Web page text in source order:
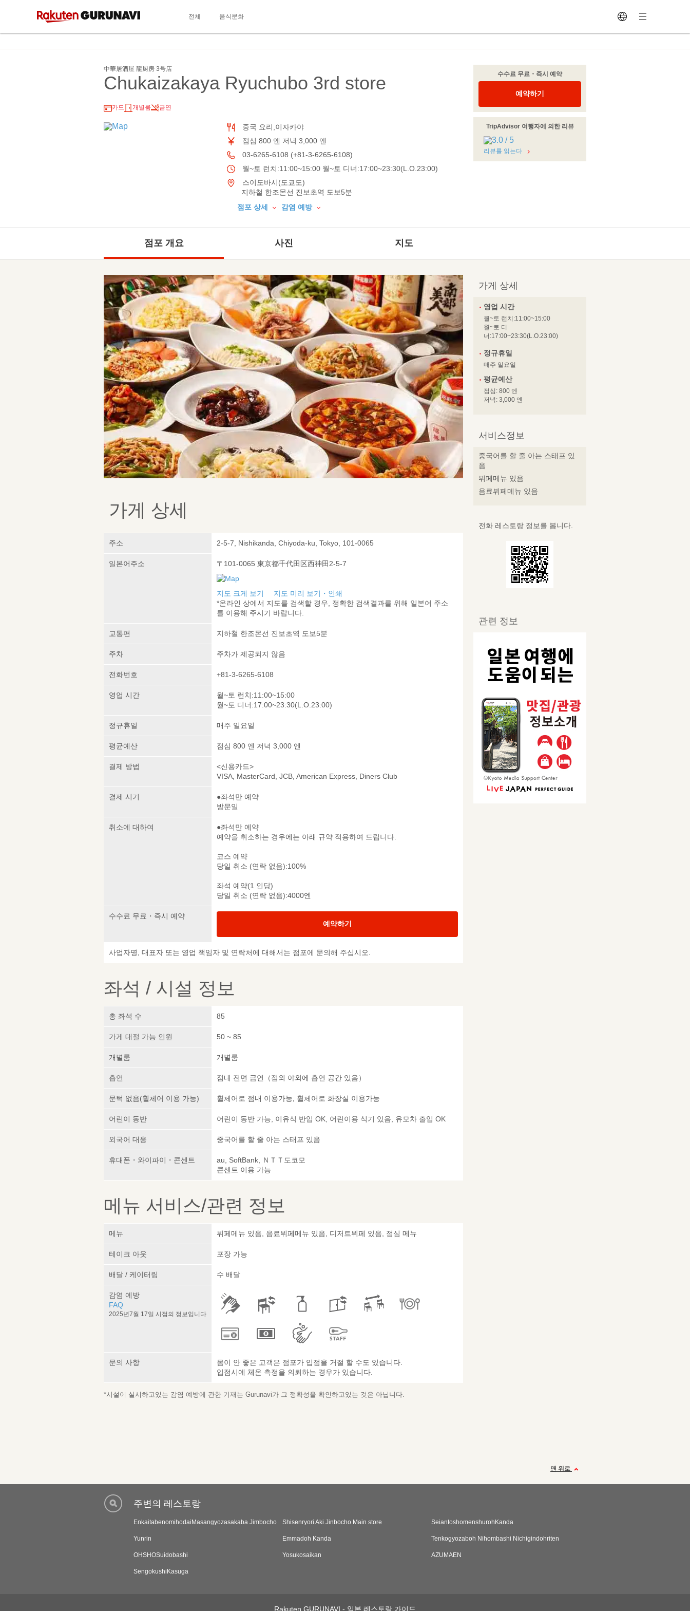
전체 음식문화
中華居酒屋 龍厨房 3号店
Chukaizakaya Ryuchubo 3rd store
카드 개별룸 금연
중국 요리,이자카야
점심 800 엔 저녁 3,000 엔
03-6265-6108 (+81-3-6265-6108)
월~토 런치:11:00~15:00 월~토 디너:17:00~23:30(L.O.23:00)
스이도바시(도쿄도)
지하철 한조몬선 진보초역 도보5분
점포 상세
감염 예방
수수료 무료・즉시 예약
예약하기
TripAdvisor 여행자에 의한 리뷰
리뷰를 읽는다
점포 개요 사진 지도
가게 상세
주소 2-5-7, Nishikanda, Chiyoda-ku, Tokyo, 101-0065
일본어주소 〒101-0065 東京都千代田区西神田2-5-7
지도 크게 보기
지도 미리 보기・인쇄
*온라인 상에서 지도를 검색할 경우, 정확한 검색결과를 위해 일본어 주소
를 이용해 주시기 바랍니다.
교통편 지하철 한조몬선 진보초역 도보5분
주차 주차가 제공되지 않음
전화번호 +81-3-6265-6108
영업 시간
월~토 런치:11:00~15:00
월~토 디너:17:00~23:30(L.O.23:00)
정규휴일 매주 일요일
평균예산 점심 800 엔 저녁 3,000 엔
결제 방법
<신용카드>
VISA, MasterCard, JCB, American Express, Diners Club
결제 시기
●좌석만 예약
방문일
취소에 대하여
●좌석만 예약
예약을 취소하는 경우에는 아래 규약 적용하여 드립니다.
코스 예약
당일 취소 (연락 없음):100%
좌석 예약(1 인당)
당일 취소 (연락 없음):4000엔
수수료 무료・즉시 예약
예약하기
사업자명, 대표자 또는 영업 책임자 및 연락처에 대해서는 점포에 문의해 주십시오.
좌석 / 시설 정보
총 좌석 수 85
가게 대절 가능 인원 50 ~ 85
개별룸 개별룸
흡연 점내 전면 금연（점외 야외에 흡연 공간 있음）
문턱 없음(휠체어 이용 가능) 휠체어로 점내 이용가능, 휠체어로 화장실 이용가능
어린이 동반 어린이 동반 가능, 이유식 반입 OK, 어린이용 식기 있음, 유모차 출입 OK
외국어 대응 중국어를 할 줄 아는 스태프 있음
휴대폰・와이파이・콘센트
au, SoftBank, ＮＴＴ도코모
콘센트 이용 가능
메뉴 서비스/관련 정보
메뉴 뷔페메뉴 있음, 음료뷔페메뉴 있음, 디저트뷔페 있음, 점심 메뉴
테이크 아웃 포장 가능
배달 / 케이터링 수 배달
감염 예방
FAQ
2025년7월 17일 시점의 정보입니다
문의 사항
몸이 안 좋은 고객은 점포가 입점을 거절 할 수도 있습니다.
입점시에 체온 측정을 의뢰하는 경우가 있습니다.
*시설이 실시하고있는 감염 예방에 관한 기재는 Gurunavi가 그 정확성을 확인하고있는 것은 아닙니다.
가게 상세
영업 시간
월~토 런치:11:00~15:00
월~토 디
너:17:00~23:30(L.O.23:00)
정규휴일
매주 일요일
평균예산
점심: 800 엔
저녁: 3,000 엔
서비스정보
중국어를 할 줄 아는 스태프 있
음
뷔페메뉴 있음
음료뷔페메뉴 있음
전화 레스토랑 정보를 봅니다.
관련 정보
맨 위로
주변의 레스토랑
EnkaitabenomihodaiMasangyozasakaba Jimbocho Shisenryori Aki Jinbocho Main store SeiantoshomenshurohKanda
Yunrin Emmadoh Kanda Tenkogyozaboh Nihombashi Nichigindohriten
OHSHOSuidobashi Yosukosaikan AZUMAEN
SengokushiKasuga
Rakuten GURUNAVI - 일본 레스토랑 가이드